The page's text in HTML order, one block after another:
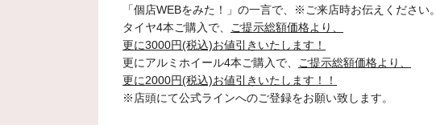
「個店WEBをみた！」の一言で、※ご来店時お伝えください。
タイヤ4本ご購入で、 ご提示総額価格より、
更に3000円(税込)お値引きいたします！
更にアルミホイール4本ご購入で、 ご提示総額価格より、
更に2000円(税込)お値引きいたします！！
※店頭にて公式ラインへのご登録をお願い致します。